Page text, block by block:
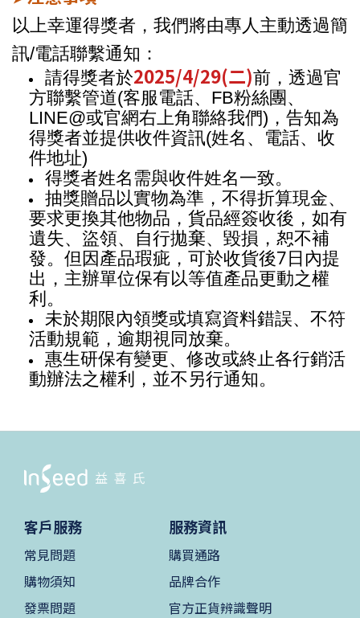
以上幸運得獎者，我們將由專人主動透過簡
訊/電話聯繫通知：
請得獎者於2025/4/29(二)前，透過官
方聯繫管道(客服電話、FB粉絲團、
LINE@或官網右上角聯絡我們)，告知為
得獎者並提供收件資訊(姓名、電話、收
件地址)
得獎者姓名需與收件姓名一致。
抽獎贈品以實物為準，不得折算現金、
要求更換其他物品，貨品經簽收後，如有
遺失、盜領、自行拋棄、毀損，恕不補
發。但因產品瑕疵，可於收貨後7日內提
出，主辦單位保有以等值產品更動之權
利。
未於期限內領獎或填寫資料錯誤、不符
活動規範，逾期視同放棄。
惠生研保有變更、修改或終止各行銷活
動辦法之權利，並不另行通知。
客戶服務
常見問題
購物須知
發票問題
服務資訊
購買通路
品牌合作
官方正貨辨識聲明